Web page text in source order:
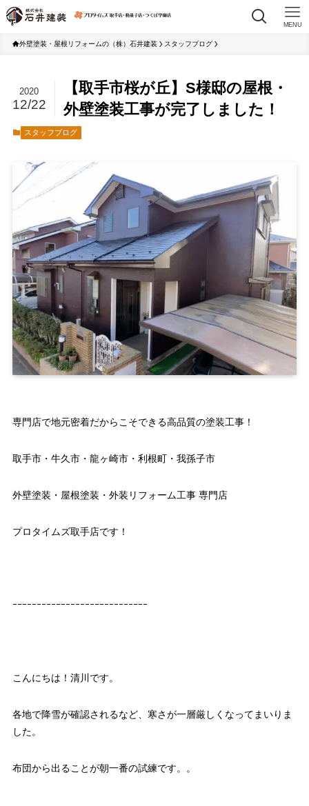
MENU
外壁塗装・屋根リフォームの（株）石井建装 スタッフブログ
【取手市桜が丘】S様邸の屋根・
外壁塗装工事が完了しました！
2020
12/22
スタッフブログ
専門店で地元密着だからこそできる高品質の塗装工事！
取手市・牛久市・龍ヶ崎市・利根町・我孫子市
外壁塗装・屋根塗装・外装リフォーム工事 専門店
プロタイムズ取手店です！
ｰｰｰｰｰｰｰｰｰｰｰｰｰｰｰｰｰｰｰｰｰｰｰｰｰｰｰｰ
こんにちは！清川です。
各地で降雪が確認されるなど、寒さが一層厳しくなってまいりま
した。
布団から出ることが朝一番の試練です。。